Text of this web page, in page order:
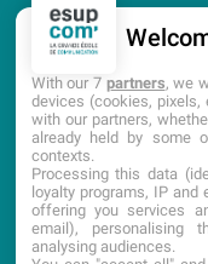
CANDIDATURE
With our 7 partners, we
devices (cookies, pixels,
with our partners,
already held by some
contexts.
Processing this data
loyalty programs, IP and
offering you services
email), personalising
analysing audiences.